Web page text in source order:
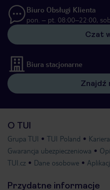
Biuro Obsługi Klienta
pon. – pt. 08:00–22:00,
Czat
Biura stacjonarne
Znajdź
O TUI
Grupa TUI TUI Poland Kariera
Gwarancja ubezpieczeniowa
TUI.cz
Dane osobowe
Przydatne informacje